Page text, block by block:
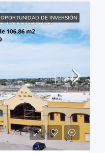
OPORTUNIDAD DE INVERSIÓN